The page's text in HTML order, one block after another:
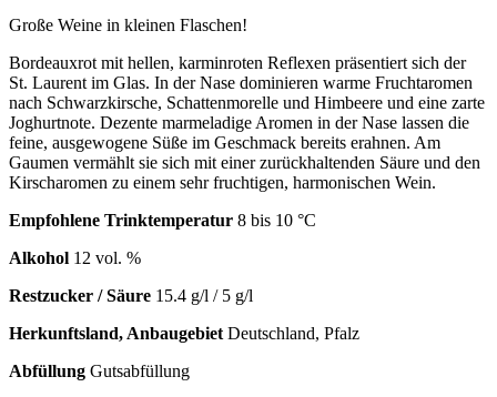
Große Weine in kleinen Flaschen!
Bordeauxrot mit hellen, karminroten Reflexen präsentiert sich der
St. Laurent im Glas. In der Nase dominieren warme Fruchtaromen
nach Schwarzkirsche, Schattenmorelle und Himbeere und eine zarte
Joghurtnote. Dezente marmeladige Aromen in der Nase lassen die
feine, ausgewogene Süße im Geschmack bereits erahnen. Am
Gaumen vermählt sie sich mit einer zurückhaltenden Säure und den
Kirscharomen zu einem sehr fruchtigen, harmonischen Wein.
Empfohlene Trinktemperatur 8 bis 10 °C
Alkohol 12 vol. %
Restzucker / Säure 15.4 g/l / 5 g/l
Herkunftsland, Anbaugebiet Deutschland, Pfalz
Abfüllung Gutsabfüllung